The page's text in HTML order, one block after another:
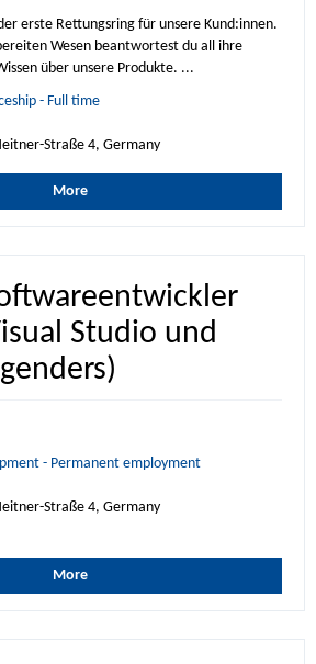
erste Rettungsring für unsere Kund:innen.
Wesen beantwortest du all ihre
über unsere Produkte. ...
- Full time
Straße 4, Germany
More
Studio und
- Permanent employment
Straße 4, Germany
More